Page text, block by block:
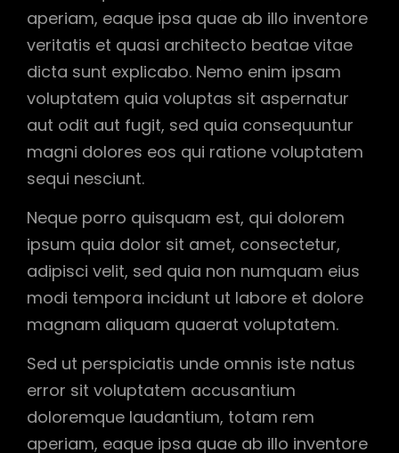
aperiam, eaque ipsa quae ab illo inventore
veritatis et quasi architecto beatae vitae
dicta sunt explicabo. Nemo enim ipsam
voluptatem quia voluptas sit aspernatur
aut odit aut fugit, sed quia consequuntur
magni dolores eos qui ratione voluptatem
sequi nesciunt.
Neque porro quisquam est, qui dolorem
ipsum quia dolor sit amet, consectetur,
adipisci velit, sed quia non numquam eius
modi tempora incidunt ut labore et dolore
magnam aliquam quaerat voluptatem.
Sed ut perspiciatis unde omnis iste natus
error sit voluptatem accusantium
doloremque laudantium, totam rem
aperiam, eaque ipsa quae ab illo inventore